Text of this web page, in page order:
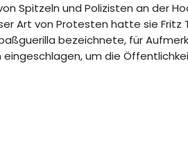
Spitzeln und Polizisten an der
Art von Protesten hatte sie
bezeichnete, für
um die